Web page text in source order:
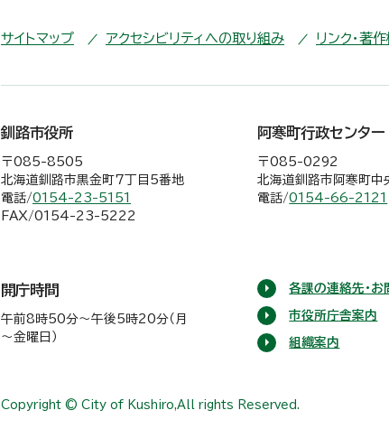
サイトマップ アクセシビリティへの取り組み リンク・著
釧路市役所
〒085-8505
北海道釧路市黒金町7丁目5番地
電話/0154-23-5151
FAX/0154-23-5222
阿寒町行政センター
〒085-0292
北海道釧路市阿寒町中
電話/0154-66-2121
開庁時間
午前8時50分～午後5時20分（月
～金曜日）
各課の連絡先・お
市役所庁舎案内
組織案内
Copyright © City of Kushiro,All rights Reserved.